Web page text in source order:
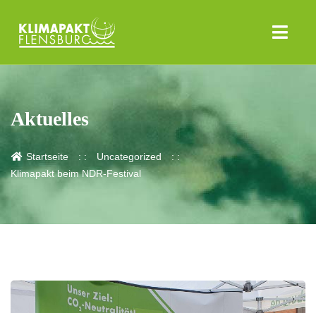
Aktuelles
Startseite
Uncategorized
Klimapakt beim NDR-Festival